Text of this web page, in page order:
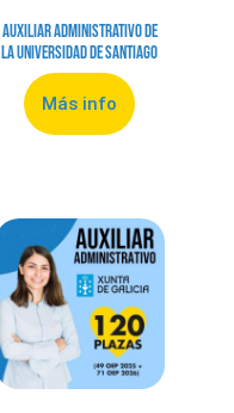
Auxiliar Administrativo de
la Universidad de Santiago
Más info